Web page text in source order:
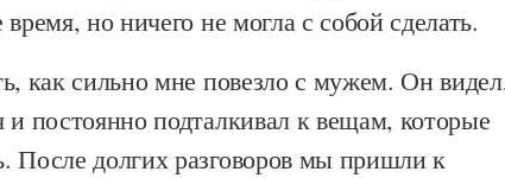
но ничего не могла с собой сделать.
как сильно мне повезло с мужем. Он
и постоянно подталкивал к вещам, которые
После долгих разговоров мы пришли к